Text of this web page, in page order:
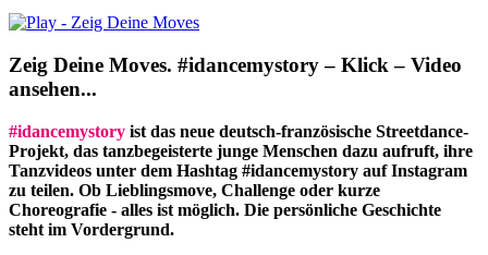
Zeig Deine Moves. #idancemystory – Klick – Video
ansehen...
#idancemystory ist das neue deutsch-französische Streetdance-
Projekt, das tanzbegeisterte junge Menschen dazu aufruft, ihre
Tanzvideos unter dem Hashtag #idancemystory auf Instagram
zu teilen. Ob Lieblingsmove, Challenge oder kurze
Choreografie - alles ist möglich. Die persönliche Geschichte
steht im Vordergrund.